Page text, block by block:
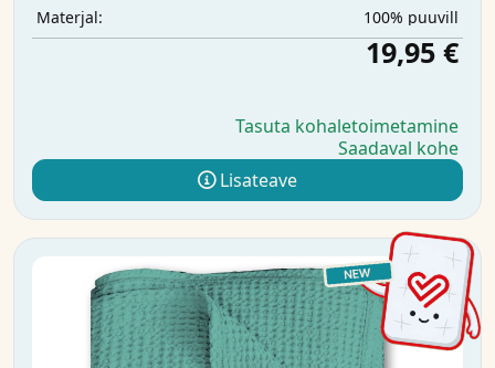
Materjal:
100% puuvill
19,95 €
Tasuta kohaletoimetamine
Saadaval kohe
Lisateave